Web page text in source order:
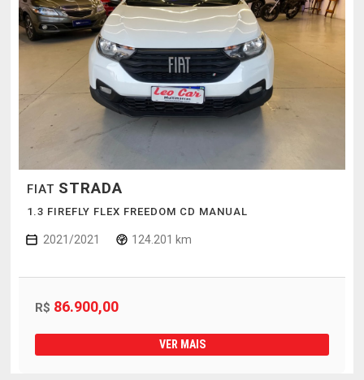
FIAT STRADA
1.3 FIREFLY FLEX FREEDOM CD MANUAL
2021/2021 124.201 km
R$ 86.900,00
VER MAIS